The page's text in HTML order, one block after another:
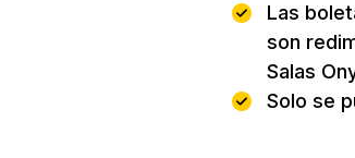
Las
son
Salas
Solo se